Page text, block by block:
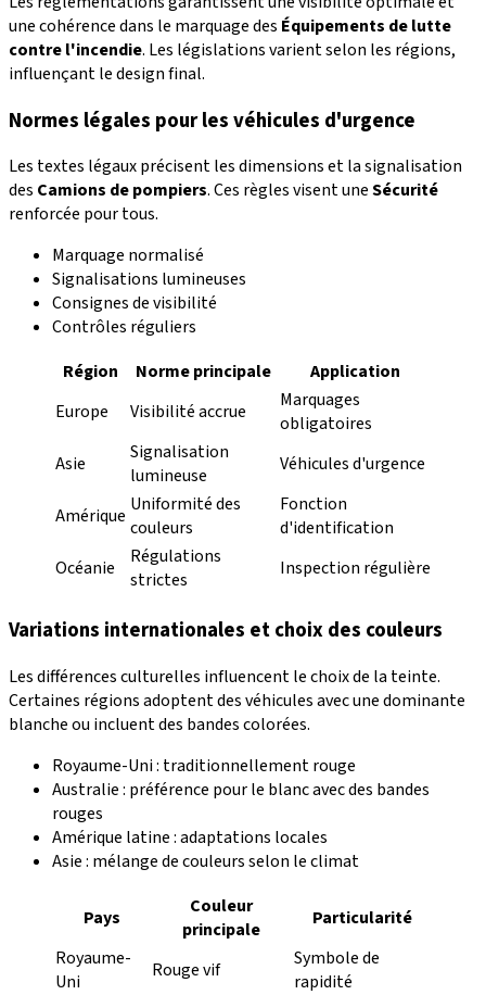
une cohérence dans le marquage des Équipements de lutte
contre l'incendie. Les législations varient selon les régions,
influençant le design final.
Normes légales pour les véhicules d'urgence
Les textes légaux précisent les dimensions et la signalisation
des Camions de pompiers. Ces règles visent uneSécurité
renforcée pour tous.
Marquage normalisé
Signalisations lumineuses
Consignes de visibilité
Contrôles réguliers
Région
Norme principale
Application
Europe
Visibilité accrue
Marquages
obligatoires
Asie
Signalisation
lumineuse
Véhicules d'urgence
Amérique Uniformité des
couleurs
Fonction
d'identification
Océanie
Régulations
strictes
Inspection régulière
Variations internationales et choix des couleurs
Les différences culturelles influencent le choix de la teinte.
Certaines régions adoptent des véhicules avec une dominante
blanche ou incluent des bandes colorées.
Royaume-Uni : traditionnellement rouge
Australie : préférence pour le blanc avec des bandes
rouges
Amérique latine : adaptations locales
Asie : mélange de couleurs selon le climat
Pays
Couleur
principale
Particularité
Royaume-
Uni
Rouge vif
Symbole de
rapidité